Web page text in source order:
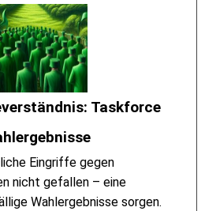
Taskforce
Eingriffe gegen
nicht gefallen – eine
Wahlergebnisse sorgen.